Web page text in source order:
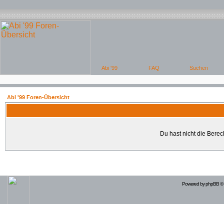
Abi '99 Foren-Übersicht
Du hast nicht die
Powered byphpBB©